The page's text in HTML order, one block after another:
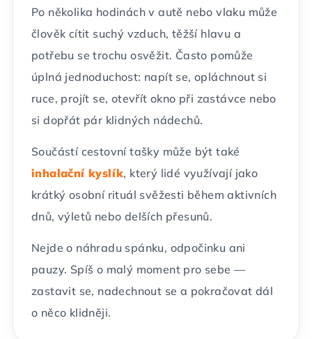
Po několika hodinách v autě nebo vlaku může
člověk cítit suchý vzduch, těžší hlavu a
potřebu se trochu osvěžit. Často pomůže
úplná jednoduchost: napít se, opláchnout si
ruce, projít se, otevřít okno při zastávce nebo
si dopřát pár klidných nádechů.
Součástí cestovní tašky může být také
inhalační kyslík, který lidé využívají jako
krátký osobní rituál svěžesti během aktivních
dnů, výletů nebo delších přesunů.
Nejde o náhradu spánku, odpočinku ani
pauzy. Spíš o malý moment pro sebe —
zastavit se, nadechnout se a pokračovat dál
o něco klidněji.